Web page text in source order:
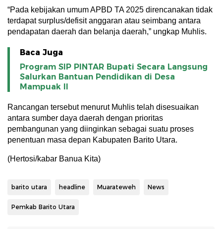
“Pada kebijakan umum APBD TA 2025 direncanakan tidak
terdapat surplus/defisit anggaran atau seimbang antara
pendapatan daerah dan belanja daerah,” ungkap Muhlis.
Baca Juga
Program SIP PINTAR Bupati Secara Langsung
Salurkan Bantuan Pendidikan di Desa
Mampuak ll
Rancangan tersebut menurut Muhlis telah disesuaikan
antara sumber daya daerah dengan prioritas
pembangunan yang diinginkan sebagai suatu proses
penentuan masa depan Kabupaten Barito Utara.
(Hertosi/kabar Banua Kita)
barito utara headline Muarateweh News
Pemkab Barito Utara